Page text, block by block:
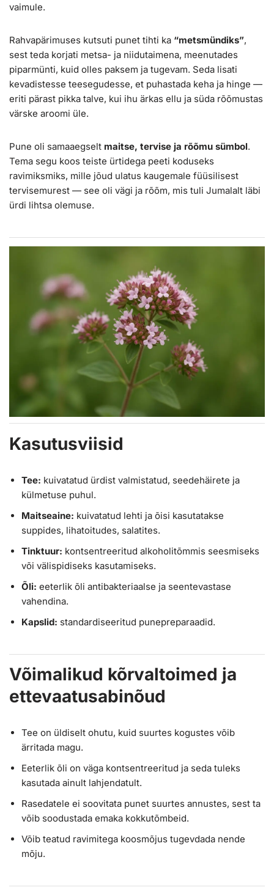
vaimule.
Rahvapärimuses kutsuti punet tihti ka “metsmündiks”,
sest teda korjati metsa- ja niidutaimena, meenutades
piparmünti, kuid olles paksem ja tugevam. Seda lisati
kevadistesse teesegudesse, et puhastada keha ja hinge —
eriti pärast pikka talve, kui ihu ärkas ellu ja süda rõõmustas
värske aroomi üle.
Pune oli samaaegselt maitse, tervise ja rõõmu sümbol.
Tema segu koos teiste ürtidega peeti koduseks
ravimiksmiks, mille jõud ulatus kaugemale füüsilisest
tervisemurest — see oli vägi ja rõõm, mis tuli Jumalalt läbi
ürdi lihtsa olemuse.
Kasutusviisid
Tee: kuivatatud ürdist valmistatud, seedehäirete ja
külmetuse puhul.
Maitseaine: kuivatatud lehti ja õisi kasutatakse
suppides, lihatoitudes, salatites.
Tinktuur: kontsentreeritud alkoholitõmmis seesmiseks
või välispidiseks kasutamiseks.
Õli: eeterlik õli antibakteriaalse ja seentevastase
vahendina.
Kapslid: standardiseeritud punepreparaadid.
Võimalikud kõrvaltoimed ja
ettevaatusabinõud
Tee on üldiselt ohutu, kuid suurtes kogustes võib
ärritada magu.
Eeterlik õli on väga kontsentreeritud ja seda tuleks
kasutada ainult lahjendatult.
Rasedatele ei soovitata punet suurtes annustes, sest ta
võib soodustada emaka kokkutõmbeid.
Võib teatud ravimitega koosmõjus tugevdada nende
mõju.